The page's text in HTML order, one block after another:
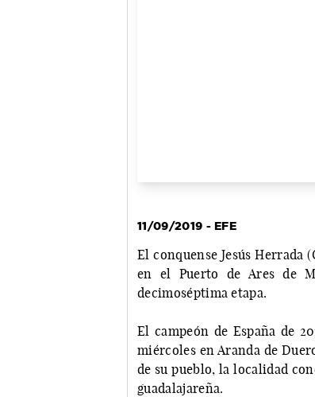
11/09/2019 - EFE
El conquense Jesús
en el Puerto de Ares de
decimoséptima etapa.
El campeón de España de
miércoles en Aranda de
de su pueblo, la localidad
guadalajareña.